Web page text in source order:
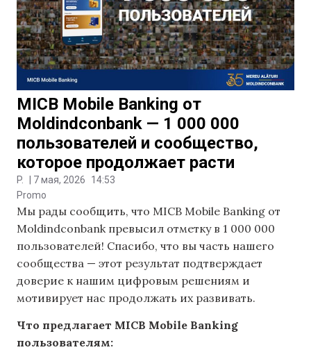
MICB Mobile Banking от
Moldindconbank — 1 000 000
пользователей и сообщество,
которое продолжает расти
P. 7 мая, 2026
14:53
Promo
Мы рады сообщить, что MICB Mobile Banking от
Moldindconbank превысил отметку в 1 000 000
пользователей! Спасибо, что вы часть нашего
сообщества — этот результат подтверждает
доверие к нашим цифровым решениям и
мотивирует нас продолжать их развивать.
Что предлагает MICB Mobile Banking
пользователям: